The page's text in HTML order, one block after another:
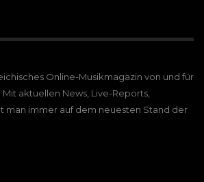
Online-Musikmagazin von und für
aktuellen News, Live-Reports,
man immer auf dem neuesten Stand der